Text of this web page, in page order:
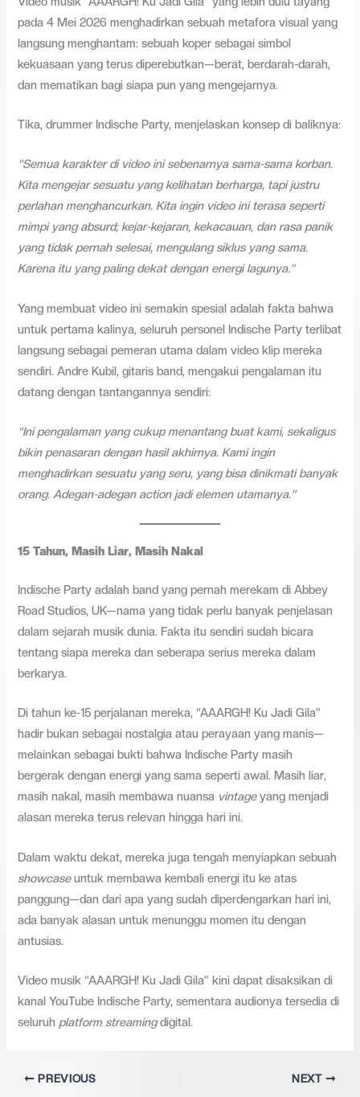
pada 4 Mei 2026 menghadirkan sebuah metafora visual yang
langsung menghantam: sebuah koper sebagai simbol
kekuasaan yang terus diperebutkan—berat, berdarah-darah,
dan mematikan bagi siapa pun yang mengejarnya.
Tika, drummer Indische Party, menjelaskan konsep di baliknya:
“Semua karakter di video ini sebenarnya sama-sama korban.
Kita mengejar sesuatu yang kelihatan berharga, tapi justru
perlahan menghancurkan. Kita ingin video ini terasa seperti
mimpi yang absurd; kejar-kejaran, kekacauan, dan rasa panik
yang tidak pernah selesai, mengulang siklus yang sama.
Karena itu yang paling dekat dengan energi lagunya.”
Yang membuat video ini semakin spesial adalah fakta bahwa
untuk pertama kalinya, seluruh personel Indische Party terlibat
langsung sebagai pemeran utama dalam video klip mereka
sendiri. Andre Kubil, gitaris band, mengakui pengalaman itu
datang dengan tantangannya sendiri:
“Ini pengalaman yang cukup menantang buat kami, sekaligus
bikin penasaran dengan hasil akhirnya. Kami ingin
menghadirkan sesuatu yang seru, yang bisa dinikmati banyak
orang. Adegan-adegan action jadi elemen utamanya.”
15 Tahun, Masih Liar, Masih Nakal
Indische Party adalah band yang pernah merekam di Abbey
Road Studios, UK—nama yang tidak perlu banyak penjelasan
dalam sejarah musik dunia. Fakta itu sendiri sudah bicara
tentang siapa mereka dan seberapa serius mereka dalam
berkarya.
Di tahun ke-15 perjalanan mereka, “AAARGH! Ku Jadi Gila”
hadir bukan sebagai nostalgia atau perayaan yang manis—
melainkan sebagai bukti bahwa Indische Party masih
bergerak dengan energi yang sama seperti awal. Masih liar,
masih nakal, masih membawa nuansa vintageyang menjadi
alasan mereka terus relevan hingga hari ini.
Dalam waktu dekat, mereka juga tengah menyiapkan sebuah
showcaseuntuk membawa kembali energi itu ke atas
panggung—dan dari apa yang sudah diperdengarkan hari ini,
ada banyak alasan untuk menunggu momen itu dengan
antusias.
Video musik “AAARGH! Ku Jadi Gila” kini dapat disaksikan di
kanal YouTube Indische Party, sementara audionya tersedia di
seluruh platform streamingdigital.
PREVIOUS NEXT